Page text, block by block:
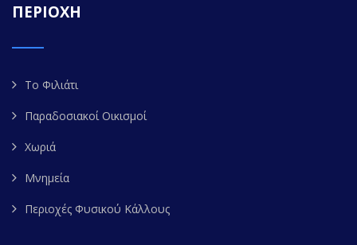
ΠΕΡΙΟΧΗ
Το Φιλιάτι
Παραδοσιακοί Οικισμοί
Χωριά
Μνημεία
Περιοχές Φυσικού Κάλλους